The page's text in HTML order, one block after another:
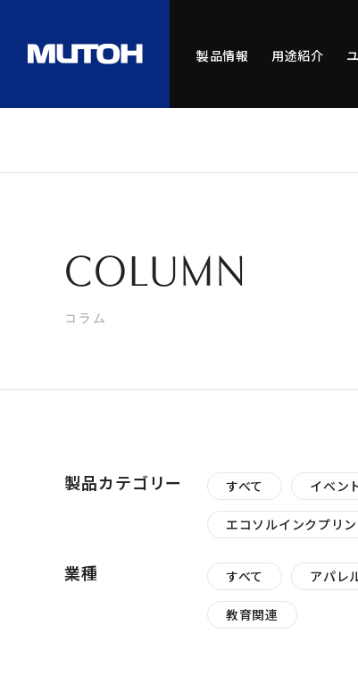
製品情報 用途紹介
COLUMN
コラム
製品カテゴリー すべて イベン
エコソルインクプリ
業種 すべて アパレ
教育関連